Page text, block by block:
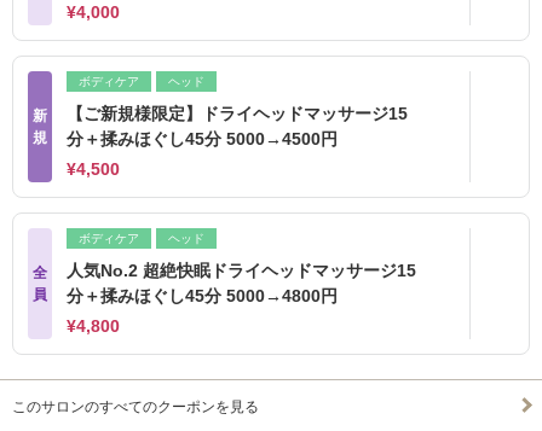
¥4,000
新
規
ボディケア ヘッド
【ご新規様限定】ドライヘッドマッサージ15
分＋揉みほぐし45分 5000→4500円
¥4,500
全
員
ボディケア ヘッド
人気No.2 超絶快眠ドライヘッドマッサージ15
分＋揉みほぐし45分 5000→4800円
¥4,800
このサロンのすべてのクーポンを見る